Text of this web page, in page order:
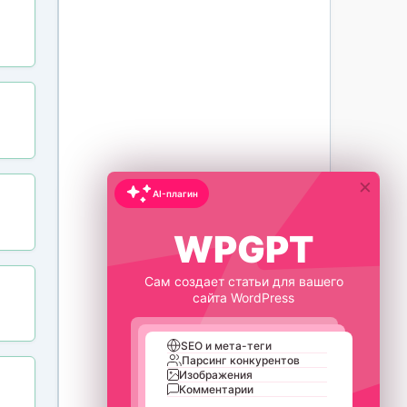
×
AI-плагин
WPGPT
Сам создает статьи для вашего
сайта WordPress
SEO и мета-теги
Парсинг конкурентов
Изображения
Комментарии